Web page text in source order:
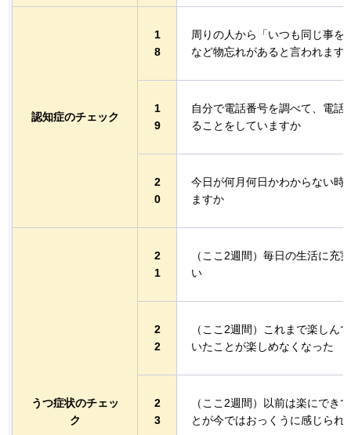
認知症のチェック
1
8
周りの人から「いつも同じ事を
など物忘れがあると言われます
1
9
自分で電話番号を調べて、電話
ることをしていますか
2
0
今日が何月何日かわからない時
ますか
うつ症状のチェッ
ク
2
1
（ここ2週間）毎日の生活に充
い
2
2
（ここ2週間）これまで楽しん
いたことが楽しめなくなった
2
3
（ここ2週間）以前は楽にでき
とが今ではおっくうに感じられ